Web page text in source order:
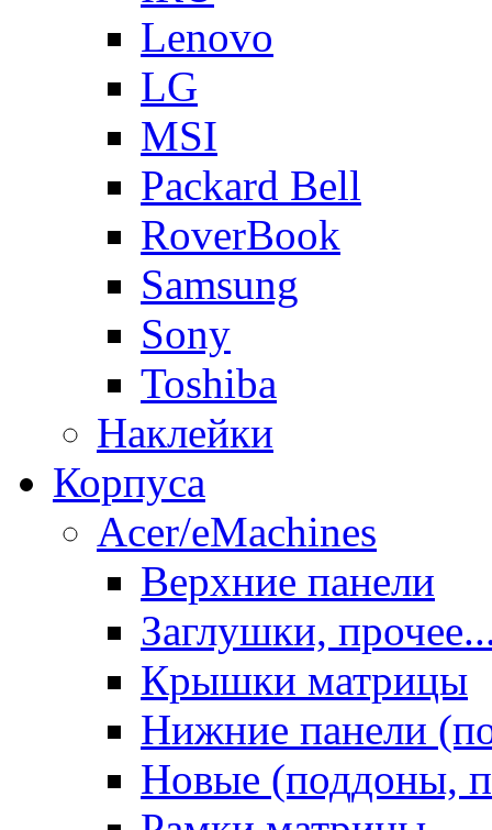
Lenovo
LG
MSI
Packard Bell
RoverBook
Samsung
Sony
Toshiba
Наклейки
Корпуса
Acer/eMachines
Верхние панели
Заглушки,
Крышки матрицы
Нижние панели
Новые (поддоны,